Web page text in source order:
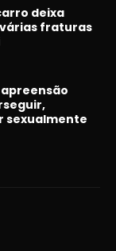
deixa
fraturas
sexualmente